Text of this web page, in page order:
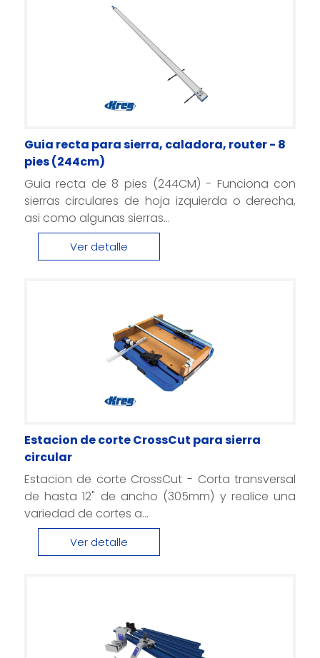
Guia recta para sierra, caladora, router - 8
pies (244cm)
Guia recta de 8 pies (244CM) - Funciona con
sierras circulares de hoja izquierda o derecha,
asi como algunas sierras...
Ver detalle
Estacion de corte CrossCut para sierra
circular
Estacion de corte CrossCut - Corta transversal
de hasta 12" de ancho (305mm) y realice una
variedad de cortes a...
Ver detalle